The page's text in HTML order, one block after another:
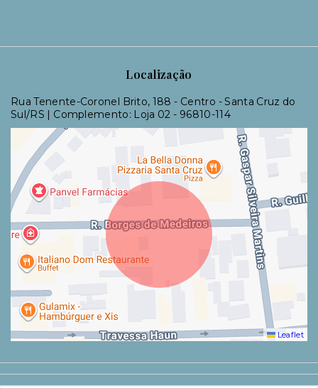
Localização
Rua Tenente-Coronel Brito, 188 - Centro - Santa Cruz do
Sul/RS | Complemento: Loja 02 - 96810-114
Leaflet